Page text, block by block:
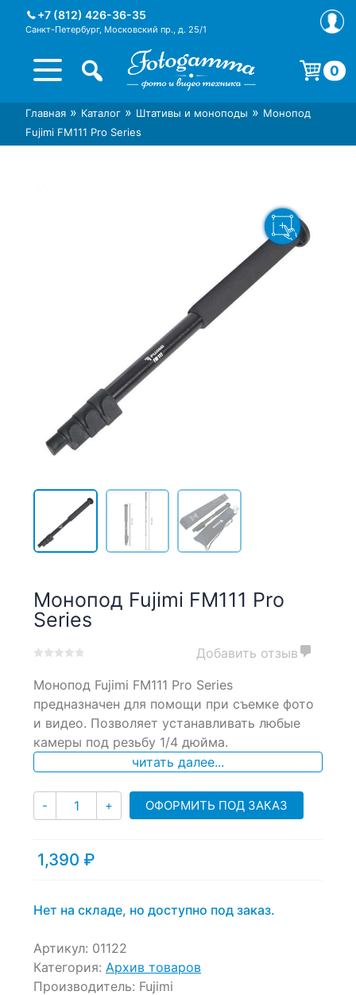
+7 (812) 426-36-35
Санкт-Петербург, Московский пр., д. 25/1
Интернет-магазин фототехники
Foto-Gamma в СПб
Магазин фотоаксессуаров foto-
gamma.ru
0
Корзина пуста.
Главная » Каталог » Штативы и моноподы » Монопод
Fujimi FM111 Pro Series
Монопод Fujimi FM111 Pro
Series
out
based
on
customer
ratings
Добавить отзыв
Монопод Fujimi FM111 Pro Series
предназначен для помощи при съемке фото
и видео. Позволяет устанавливать любые
камеры под резьбу 1/4 дюйма.
читать далее...
- Количество
+ ОФОРМИТЬ ПОД ЗАКАЗ
1,390 ₽
Нет на складе, но доступно под заказ.
Артикул: 01122
Категория: Архив товаров
Производитель: Fujimi